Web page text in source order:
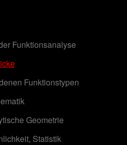
Funktionsanalyse
Funktionstypen
Geometrie
Statistik